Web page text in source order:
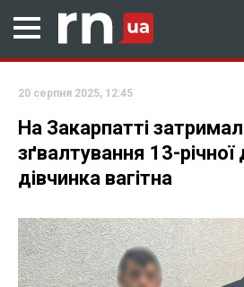
20 серпня 2025, 12:45
На Закарпатті
зґвалтування 13-річної
дівчинка вагітна